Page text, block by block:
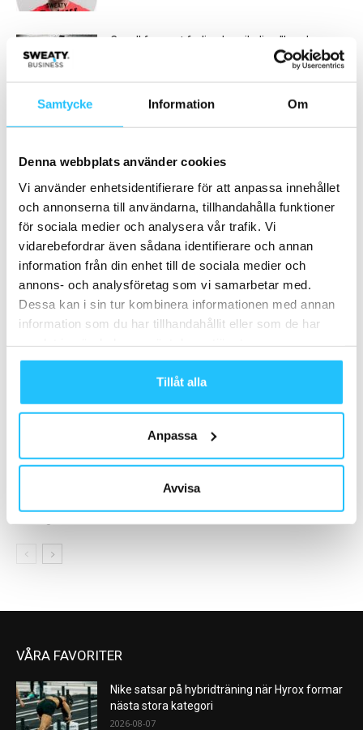
Samtycke Information Om
Denna webbplats använder cookies
Vi använder enhetsidentifierare för att anpassa innehållet
och annonserna till användarna, tillhandahålla funktioner
för sociala medier och analysera vår trafik. Vi
vidarebefordrar även sådana identifierare och annan
information från din enhet till de sociala medier och
annons- och analysföretag som vi samarbetar med.
Dessa kan i sin tur kombinera informationen med annan
information som du har tillhandahållit eller som de har
Tillåt alla
Anpassa
Avvisa
Casall fasar ut farliga kemikalier: ”kunderna
HETAST JUST NU
Årsrapport 2022:
Les Mills BODYBALANCE firar
VÅRA FAVORITER
Nike satsar på hybridträning när Hyrox formar
nästa stora kategori
2026-08-07